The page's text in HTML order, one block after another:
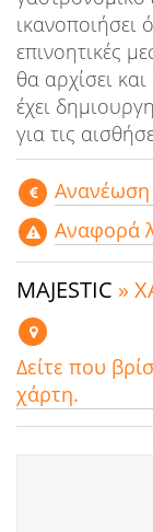
ικανοποιήσει
επινοητικές
θα αρχίσει
έχει
για τις
Αναφορά
MAJESTIC »
Δείτε που
χάρτη.